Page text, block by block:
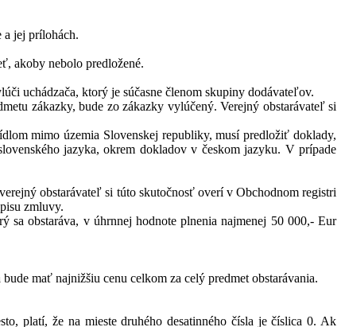
a jej prílohách.
akoby nebolo predložené.
uchádzača, ktorý je súčasne členom skupiny dodávateľov.
zákazky, bude zo zákazky vylúčený. Verejný obstarávateľ si
mimo územia Slovenskej republiky, musí predložiť doklady,
jazyka, okrem dokladov v českom jazyku. V prípade
obstarávateľ si túto skutočnosť overí v Obchodnom registri
zmluvy.
sa obstaráva, v úhrnnej hodnote plnenia najmenej 50 000,- Eur
mať najnižšiu cenu celkom za celý predmet obstarávania.
platí, že na mieste druhého desatinného čísla je číslica 0. Ak